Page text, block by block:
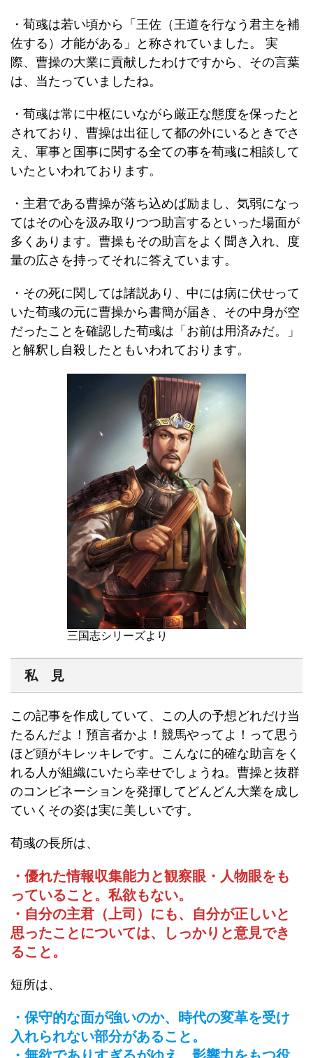
・荀彧は若い頃から「王佐（王道を行なう君主を補
佐する）才能がある」と称されていました。 実
際、曹操の大業に貢献したわけですから、その言葉
は、当たっていましたね。
・荀彧は常に中枢にいながら厳正な態度を保ったと
されており、曹操は出征して都の外にいるときでさ
え、軍事と国事に関する全ての事を荀彧に相談して
いたといわれております。
・主君である曹操が落ち込めば励まし、気弱になっ
てはその心を汲み取りつつ助言するといった場面が
多くあります。曹操もその助言をよく聞き入れ、度
量の広さを持ってそれに答えています。
・その死に関しては諸説あり、中には病に伏せって
いた荀彧の元に曹操から書簡が届き、その中身が空
だったことを確認した荀彧は「お前は用済みだ。」
と解釈し自殺したともいわれております。
三国志シリーズより
私 見
この記事を作成していて、この人の予想どれだけ当
たるんだよ！預言者かよ！競馬やってよ！って思う
ほど頭がキレッキレです。こんなに的確な助言をく
れる人が組織にいたら幸せでしょうね。曹操と抜群
のコンビネーションを発揮してどんどん大業を成し
ていくその姿は実に美しいです。
荀彧の長所は、
・優れた情報収集能力と観察眼・人物眼をも
っていること。私欲もない。
・自分の主君（上司）にも、自分が正しいと
思ったことについては、しっかりと意見でき
ること。
短所は、
・保守的な面が強いのか、時代の変革を受け
入れられない部分があること。